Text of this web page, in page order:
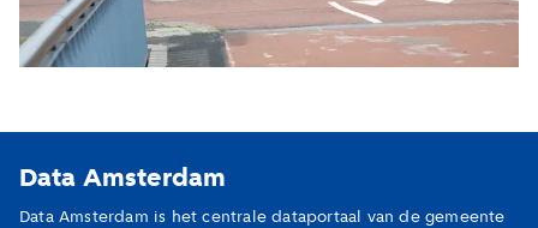
Data Amsterdam
Data Amsterdam is het centrale dataportaal van de gemeente